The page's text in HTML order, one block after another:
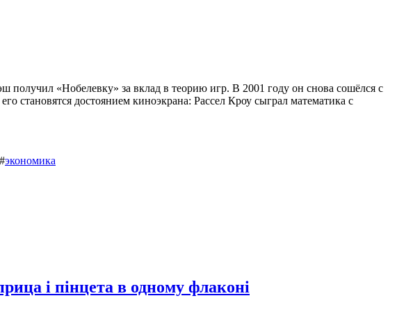
получил «Нобелевку» за вклад в теорию игр. В 2001 году он снова сошёлся с
становятся достоянием киноэкрана: Рассел Кроу сыграл математика с
#экономика
і пінцета в одному флаконі